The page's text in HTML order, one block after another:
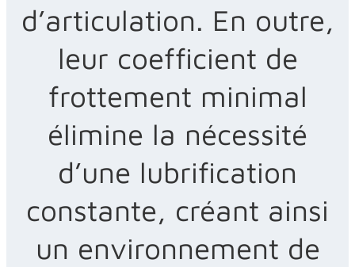
d’articulation. En outre,
leur coefficient de
frottement minimal
élimine la nécessité
d’une lubrification
constante, créant ainsi
un environnement de